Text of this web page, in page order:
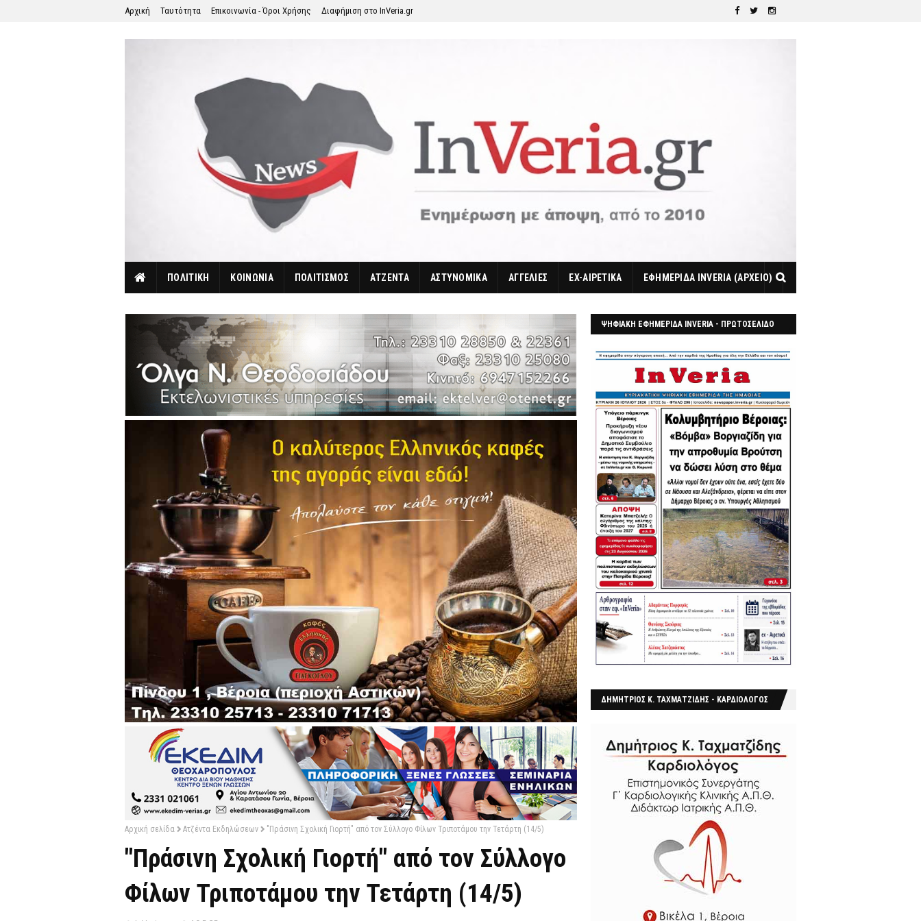
Αρχική Ταυτότητα Επικοινωνία - Όροι Χρήσης Διαφήμιση στο InVeria.gr
ΠΟΛΙΤΙΚΗ ΚΟΙΝΩΝΙΑ ΠΟΛΙΤΙΣΜΟΣ ΑΤΖΕΝΤΑ ΑΣΤΥΝΟΜΙΚΑ ΑΓΓΕΛΙΕΣ EX-ΑΙΡΕΤΙΚΑ ΕΦΗΜΕΡΙΔΑ INVERIA (ΑΡΧΕΙΟ)
Αρχική σελίδα Ατζέντα Εκδηλώσεων "Πράσινη Σχολική Γιορτή" από τον Σύλλογο Φίλων Τριποτάμου την Τετάρτη (14/5)
"Πράσινη Σχολική Γιορτή" από τον Σύλλογο
Φίλων Τριποτάμου την Τετάρτη (14/5)
ΨΗΦΙΑΚΗ ΕΦΗΜΕΡΙΔΑ INVERIA - ΠΡΩΤΟΣΕΛΙΔΟ
ΔΗΜΗΤΡΙΟΣ Κ. ΤΑΧΜΑΤΖΙΔΗΣ - ΚΑΡΔΙΟΛΟΓΟΣ